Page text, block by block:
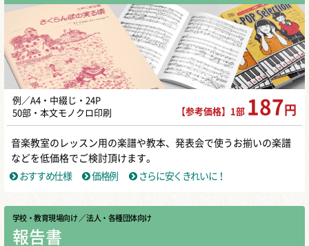
例／A4・中綴じ・24P
50部・本文モノクロ印刷
【参考価格】1部 187 円
音楽教室のレッスン用の楽譜や教本、発表会で使うお揃いの楽譜
などを低価格でご検討頂けます。
おすすめ仕様
価格例 さらに安くきれいに！
学校・教育現場向け ／ 法人・各種団体向け
報告書